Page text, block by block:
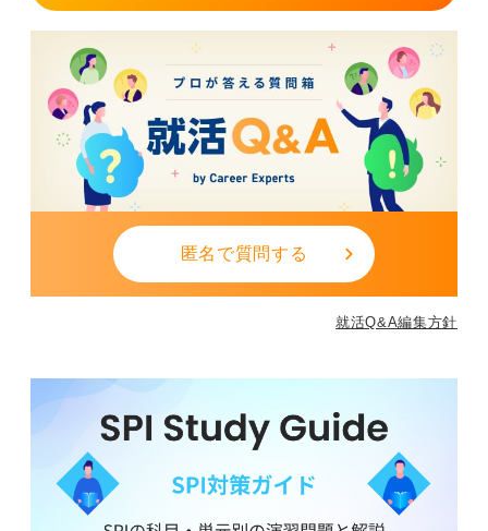
たり次第配信している可能性が高いです。
（2）選考プロセスが極端に短いもの
説明会無しなど、選考が急激に進むものは、入社後のミ
スマッチが起きやすいです。応募するにしても、しっか
りとその企業の情報を得るようにしましょう。
（3）企業名や事業名が不明瞭なメール
検索しても会社のサイトの情報が薄い、あるいは検索に
（4）内定を過度に煽るもの
「とりあえず人を集めたい」という意図が強く、離職率
が高く人材不足に困っている可能性もあるので注意が必
要です。
スカウトメールは、あなたの可能性を広げてくれる便利
匿名で質問する
就活Q&A編集方針